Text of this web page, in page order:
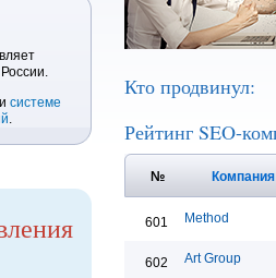
системе
.
Кто продвинул:
Рейтинг SEO-
№
601 Method
602 Art Group